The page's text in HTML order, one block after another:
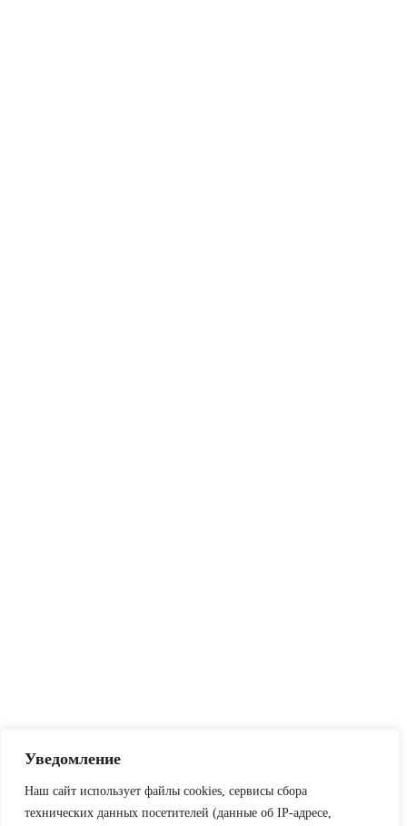
Уведомление
Наш сайт использует файлы cookies, сервисы сбора
технических данных посетителей (данные об IP-адресе,